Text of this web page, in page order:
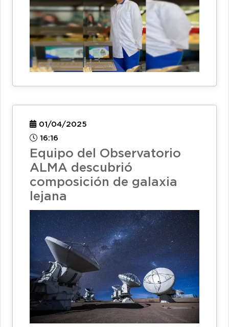
01/04/2025
16:16
Equipo del Observatorio
ALMA descubrió
composición de galaxia
lejana